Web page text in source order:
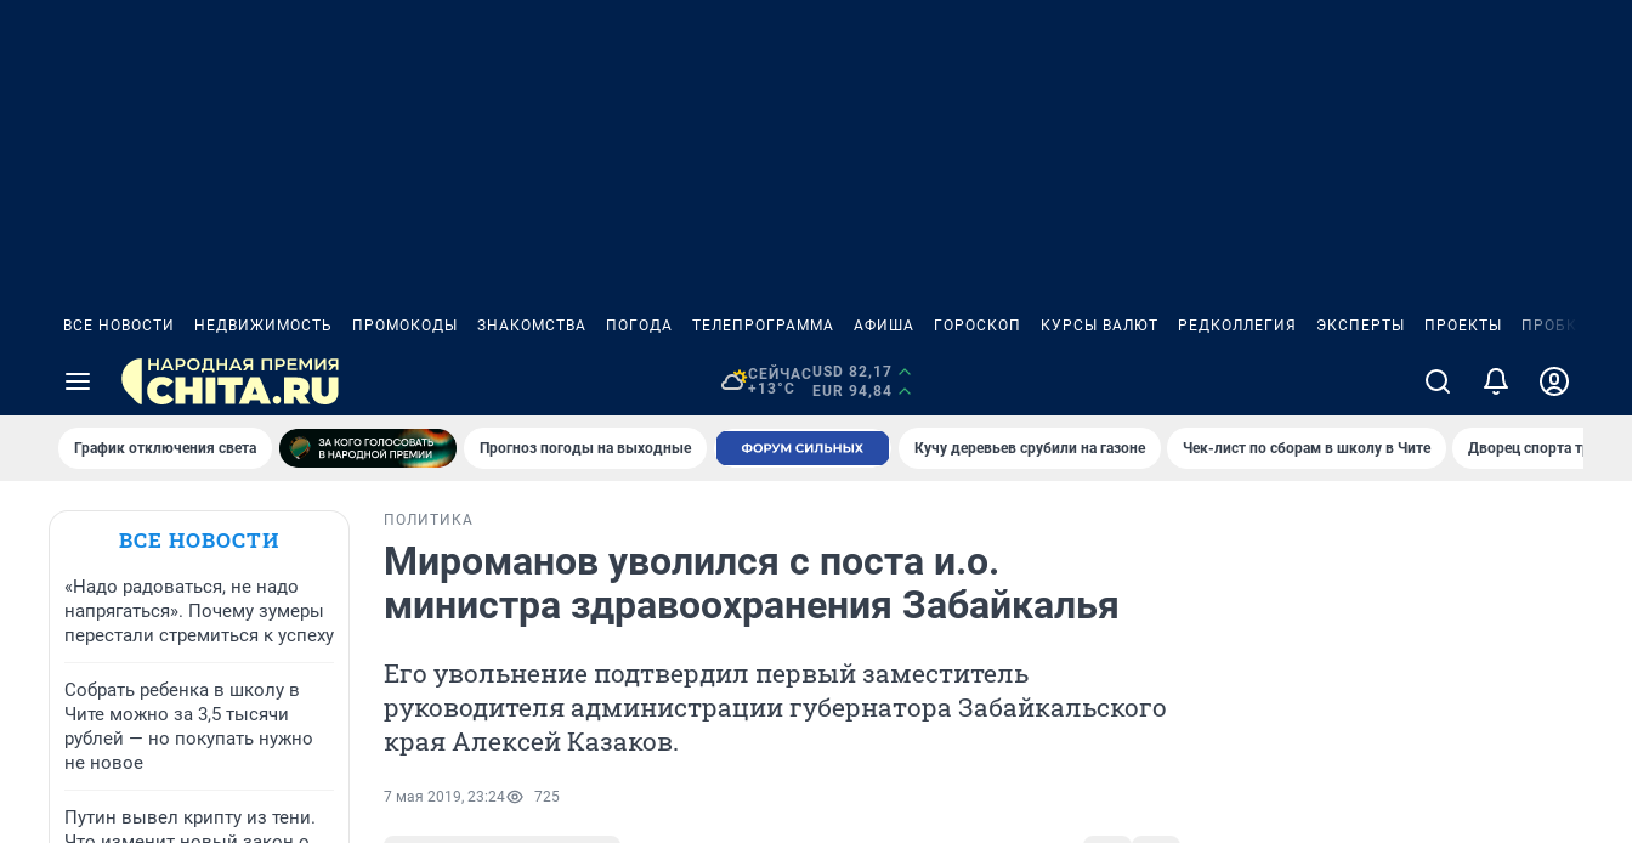
ВСЕ НОВОСТИ НЕДВИЖИМОСТЬ ПРОМОКОДЫ ЗНАКОМСТВА ПОГОДА ТЕЛЕПРОГРАММА АФИША ГОРОСКОП КУРСЫ ВАЛЮТ РЕДКОЛЛЕГИЯ ЭКСПЕРТЫ ПРОЕКТЫ ПРОБКИ
СЕЙЧАС
+13°C
USD 82,17
EUR 94,84
График отключения света Прогноз погоды на выходные Кучу деревьев срубили на газоне Чек-лист по сборам в школу в Чите Дворец спорта
ВСЕ НОВОСТИ
«Надо радоваться, не надо
напрягаться». Почему зумеры
перестали стремиться к успеху
Собрать ребенка в школу в
Чите можно за 3,5 тысячи
рублей — но покупать нужно
не новое
Путин вывел крипту из тени.
ПОЛИТИКА
Мироманов уволился с поста и.о.
министра здравоохранения Забайкалья
Его увольнение подтвердил первый заместитель
руководителя администрации губернатора Забайкальского
края Алексей Казаков.
7 мая 2019, 23:24 725